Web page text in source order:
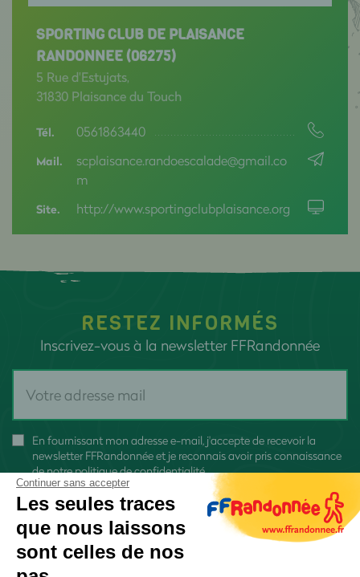
SPORTING CLUB DE PLAISANCE
RANDONNEE (06275)
5 Rue d'Estujats,
31830 Plaisance du Touch
Tél. 0561863440
Mail.
scplaisance.randoescalade@gmail.co
m
Site. http://www.sportingclubplaisance.org
RESTEZ INFORMÉS
Inscrivez-vous à la newsletter FFRandonnée
En fournissant mon adresse e-mail, j'accepte de recevoir la
newsletter FFRandonnée et je reconnais avoir pris connaissance
denotre politique de confidentialité
Continuer sans accepter
Les seules traces
que nous laissons
sont celles de nos